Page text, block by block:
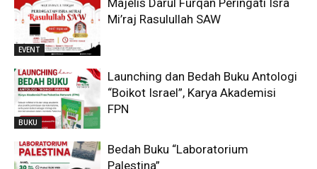
EVENT
Majelis Darul Furqan Peringati Isra
Mi’raj Rasulullah SAW
BUKU
Launching dan Bedah Buku Antologi
“Boikot Israel”, Karya Akademisi
FPN
Bedah Buku “Laboratorium
Palestina”